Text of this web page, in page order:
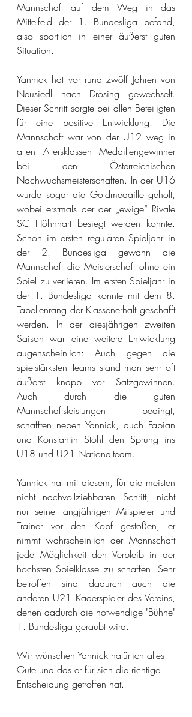
Mannschaft auf dem Weg in das
Mittelfeld der 1. Bundesliga befand,
also sportlich in einer äußerst guten
Situation.
Yannick hat vor rund zwölf Jahren von
Neusiedl nach Drösing gewechselt.
Dieser Schritt sorgte bei allen Beteiligten
für eine positive Entwicklung. Die
Mannschaft war von der U12 weg in
allen Altersklassen Medaillengewinner
bei den Österreichischen
Nachwuchsmeisterschaften. In der U16
wurde sogar die Goldmedaille geholt,
wobei erstmals der der „ewige“ Rivale
SC Höhnhart besiegt werden konnte.
Schon im ersten regulären Spieljahr in
der 2. Bundesliga gewann die
Mannschaft die Meisterschaft ohne ein
Spiel zu verlieren. Im ersten Spieljahr in
der 1. Bundesliga konnte mit dem 8.
Tabellenrang der Klassenerhalt geschafft
werden. In der diesjährigen zweiten
Saison war eine weitere Entwicklung
augenscheinlich: Auch gegen die
spielstärksten Teams stand man sehr oft
äußerst knapp vor Satzgewinnen.
Auch durch die guten
Mannschaftsleistungen bedingt,
schafften neben Yannick, auch Fabian
und Konstantin Stohl den Sprung ins
U18 und U21 Nationalteam.
Yannick hat mit diesem, für die meisten
nicht nachvollziehbaren Schritt, nicht
nur seine langjährigen Mitspieler und
Trainer vor den Kopf gestoßen, er
nimmt wahrscheinlich der Mannschaft
jede Möglichkeit den Verbleib in der
höchsten Spielklasse zu schaffen. Sehr
betroffen sind dadurch auch die
anderen U21 Kaderspieler des Vereins,
denen dadurch die notwendige "Bühne"
1. Bundesliga geraubt wird.
Wir wünschen Yannick natürlich alles
Gute und das er für sich die richtige
Entscheidung getroffen hat.